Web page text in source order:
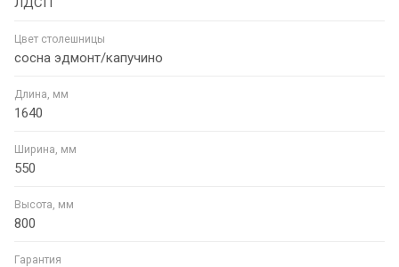
Цвет столешницы
сосна эдмонт/капучино
Длина, мм
1640
Ширина, мм
550
Высота, мм
800
Гарантия